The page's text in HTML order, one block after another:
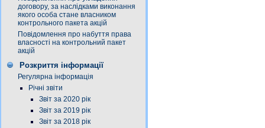
договору, за наслідками виконання
якого особа стане власником
контрольного пакета акцій
Повідомлення про набуття права
власності на контрольний пакет
акцій
Розкриття інформації
Регулярна інформація
Річні звіти
Звіт за 2020 рік
Звіт за 2019 рік
Звіт за 2018 рік